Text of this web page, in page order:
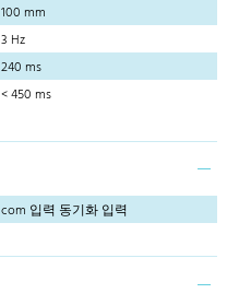
100 mm
3 Hz
240 ms
< 450 ms
com 입력 동기화 입력